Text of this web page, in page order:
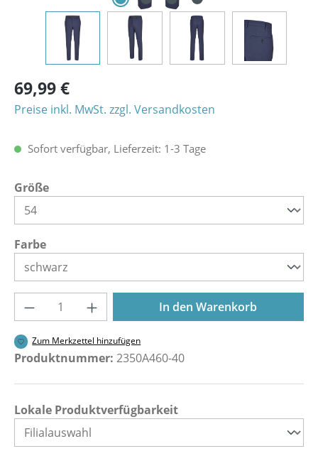
69,99 €
Preise inkl. MwSt. zzgl. Versandkosten
Sofort verfügbar, Lieferzeit: 1-3 Tage
Größeauswählen
Farbeauswählen
Produkt Anzahl: Gib den gewünschten
In den Warenkorb
Zum Merkzettel hinzufügen
Produktnummer: 2350A460-40
Lokale Produktverfügbarkeit